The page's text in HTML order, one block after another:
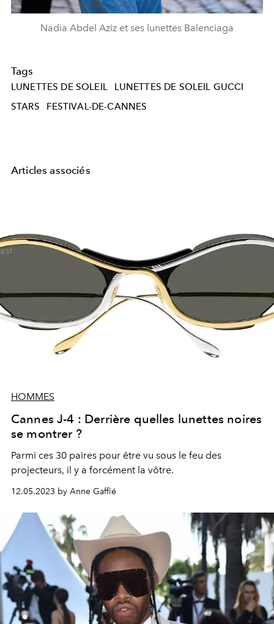
Nadia Abdel Aziz et ses lunettes Balenciaga
Tags
LUNETTES DE SOLEIL
LUNETTES DE SOLEIL GUCCI
STARS
FESTIVAL-DE-CANNES
Articles associés
HOMMES
Cannes J-4 : Derrière quelles lunettes noires
se montrer ?
Parmi ces 30 paires pour être vu sous le feu des
projecteurs, il y a forcément la vôtre.
12.05.2023 by Anne Gaffié